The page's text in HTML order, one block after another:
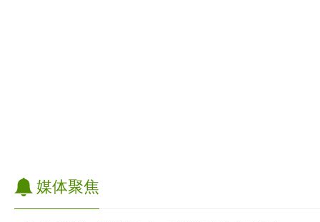
媒体聚焦